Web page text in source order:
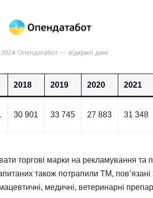
2018 2019 2020 2021
30 901 33 745 27 883 31 348
торгові марки на рекламування та
також потрапили ТМ,
медичні, ветеринарні